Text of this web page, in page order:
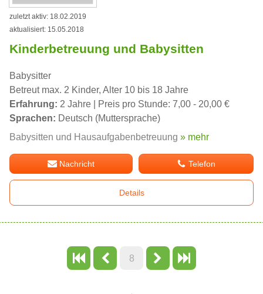
zuletzt aktiv: 18.02.2019
aktualisiert: 15.05.2018
Kinderbetreuung und Babysitten
Babysitter
Betreut max. 2 Kinder, Alter 10 bis 18 Jahre
Erfahrung: 2 Jahre | Preis pro Stunde: 7,00 - 20,00 €
Sprachen: Deutsch (Muttersprache)
Babysitten und Hausaufgabenbetreuung » mehr
Nachricht Telefon
Details
8